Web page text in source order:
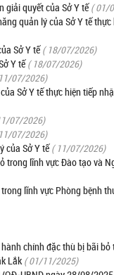
giải quyết của Sở Y tế ( 01/
quản lý của Sở Y tế thực
Sở Y tế ( 18/07/2026)
Y tế ( 18/07/2026)
07/2026)
Sở Y tế thực hiện tiếp
07/2026)
07/2026)
của Sở Y tế ( 11/07/2026)
trong lĩnh vực Đào tạo và
lĩnh vực Phòng bệnh
chính đặc thù bị bãi
Lắk ( 01/11/2025)